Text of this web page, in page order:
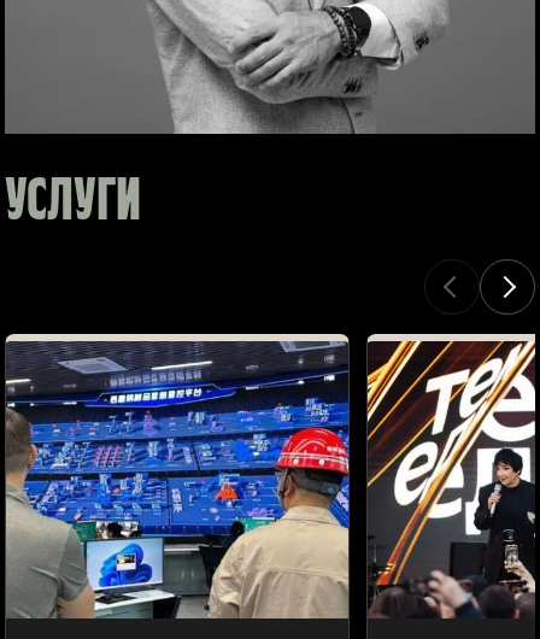
УСЛУГИ